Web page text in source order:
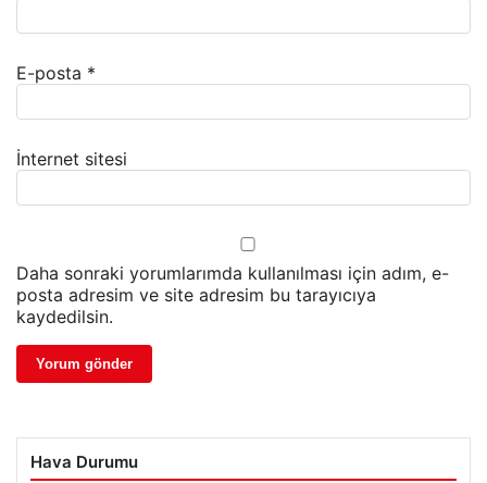
E-posta *
İnternet sitesi
Daha sonraki yorumlarımda kullanılması için adım, e-
posta adresim ve site adresim bu tarayıcıya
kaydedilsin.
Hava Durumu